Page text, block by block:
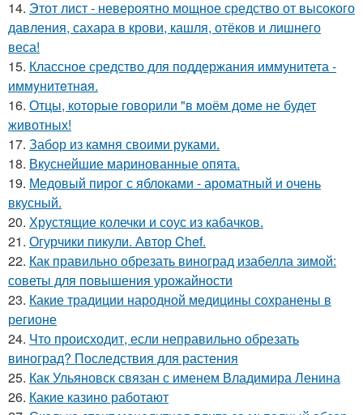
14. Этот лист - невероятно мощное средство от высокого
давления, сахара в крови, кашля, отёков и лишнего
веса!
15. Классное средство для поддержания иммунитета -
иммyнитeтнaя.
16. Отцы, которые говорили "в моём доме не будет
животных!
17. Забор из камня своими руками.
18. Вкуснейшие маринованные опята.
19. Медовый пирог с яблоками - ароматный и очень
вкусный.
20. Хрустящие колечки и соус из кабачков.
21. Огурчики пикули. Автор Chef.
22. Как правильно обрезать виноград изабелла зимой:
советы для повышения урожайности
23. Какие традиции народной медицины сохранены в
регионе
24. Что происходит, если неправильно обрезать
виноград? Последствия для растения
25. Как Ульяновск связан с именем Владимира Ленина
26. Какие казино работают